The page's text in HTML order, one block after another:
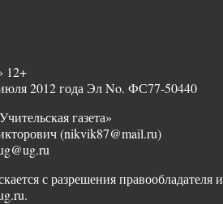
12+
2012 года Эл No. ФС77-50440
газета»
(nikvik87@mail.ru)
с разрешения правообладателя и